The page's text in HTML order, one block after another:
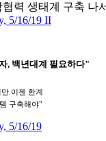
협력 생태계 구축 나
5/16/19 II
, 백년대계 필요하다"
이젠 한계
구축해야"
5/16/19